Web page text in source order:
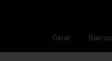
Geral Bairros